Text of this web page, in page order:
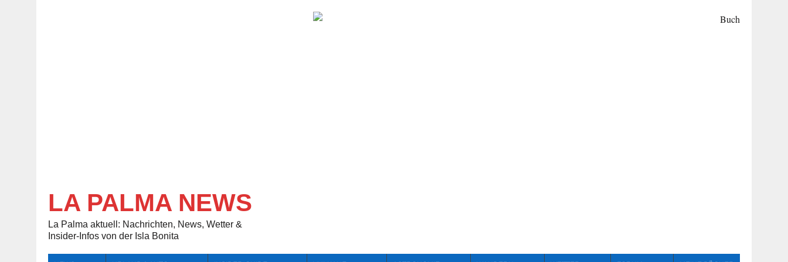
LA PALMA NEWS
La Palma aktuell: Nachrichten, News, Wetter &
Insider-Infos von der Isla Bonita